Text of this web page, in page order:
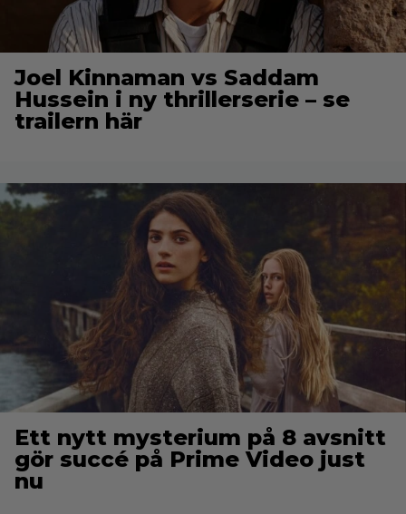
Joel Kinnaman vs Saddam
Hussein i ny thrillerserie – se
trailern här
Ett nytt mysterium på 8 avsnitt
gör succé på Prime Video just
nu